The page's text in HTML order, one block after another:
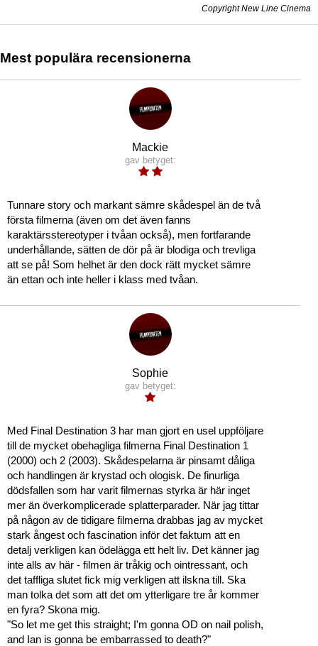
Copyright New Line Cinema
Mest populära recensionerna
Mackie
gav betyget:
Tunnare story och markant sämre skådespel än de två
första filmerna (även om det även fanns
karaktärsstereotyper i tvåan också), men fortfarande
underhållande, sätten de dör på är blodiga och trevliga
att se på! Som helhet är den dock rätt mycket sämre
än ettan och inte heller i klass med tvåan.
Sophie
gav betyget:
Med Final Destination 3 har man gjort en usel uppföljare
till de mycket obehagliga filmerna Final Destination 1
(2000) och 2 (2003). Skådespelarna är pinsamt dåliga
och handlingen är krystad och ologisk. De finurliga
dödsfallen som har varit filmernas styrka är här inget
mer än överkomplicerade splatterparader. När jag tittar
på någon av de tidigare filmerna drabbas jag av mycket
stark ångest och fascination inför det faktum att en
detalj verkligen kan ödelägga ett helt liv. Det känner jag
inte alls av här - filmen är tråkig och ointressant, och
det taffliga slutet fick mig verkligen att ilskna till. Ska
man tolka det som att det om ytterligare tre år kommer
en fyra? Skona mig.
"So let me get this straight; I'm gonna OD on nail polish,
and Ian is gonna be embarrassed to death?"